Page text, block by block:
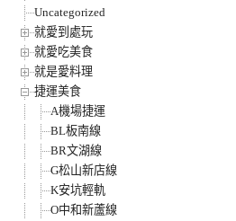
Uncategorized
就愛到處玩
就愛吃美食
就是愛料理
捷運美食
A機場捷運
BL板南線
BR文湖線
G松山新店線
K安坑輕軌
O中和新蘆線